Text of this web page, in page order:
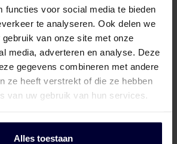
functies voor social media te bieden
te analyseren. Ook delen we
van onze site met onze
media, adverteren en analyse. Deze
gegevens combineren met andere
ze heeft verstrekt of die ze hebben
van uw gebruik van hun services.
Alles toestaan
packaging (< 18ºC)